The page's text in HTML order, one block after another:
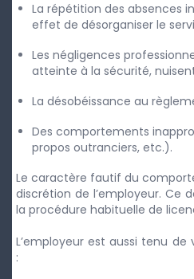
La répétition des absences
effet de désorganiser le
Les négligences
atteinte à la sécurité,
La désobéissance au
Des comportements
propos outranciers, etc.).
Le caractère fautif du
discrétion de l’employeur. Ce
la procédure habituelle de
L’employeur est aussi tenu de
: